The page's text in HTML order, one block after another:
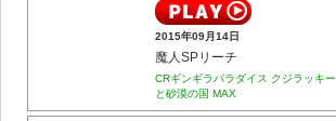
2015年09月14日
魔人SPリーチ
CRギンギラパラダイス クジラッキー
と砂漠の国 MAX